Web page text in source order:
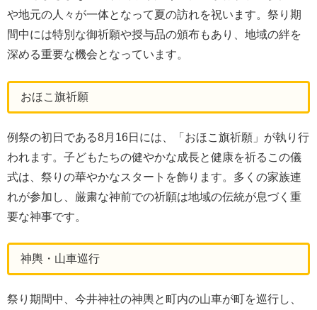
や地元の人々が一体となって夏の訪れを祝います。祭り期
間中には特別な御祈願や授与品の頒布もあり、地域の絆を
深める重要な機会となっています。
おほこ旗祈願
例祭の初日である8月16日には、「おほこ旗祈願」が執り行
われます。子どもたちの健やかな成長と健康を祈るこの儀
式は、祭りの華やかなスタートを飾ります。多くの家族連
れが参加し、厳粛な神前での祈願は地域の伝統が息づく重
要な神事です。
神輿・山車巡行
祭り期間中、今井神社の神輿と町内の山車が町を巡行し、